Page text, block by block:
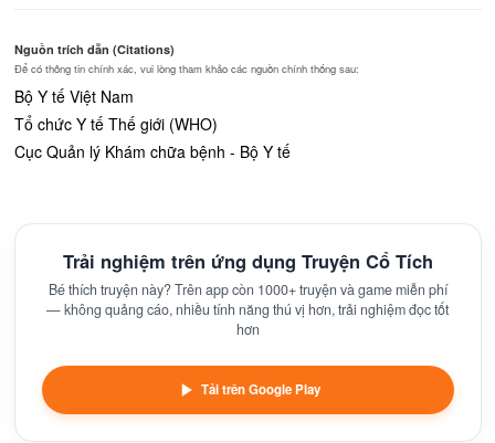
Nguồn trích dẫn (Citations)
Để có thông tin chính xác, vui lòng tham khảo các nguồn chính thống sau:
Bộ Y tế Việt Nam
Tổ chức Y tế Thế giới (WHO)
Cục Quản lý Khám chữa bệnh - Bộ Y tế
Trải nghiệm trên ứng dụng Truyện Cổ Tích
Bé thích truyện này? Trên app còn 1000+ truyện và game miễn phí
— không quảng cáo, nhiều tính năng thú vị hơn, trải nghiệm đọc tốt
hơn
Tải trên Google Play